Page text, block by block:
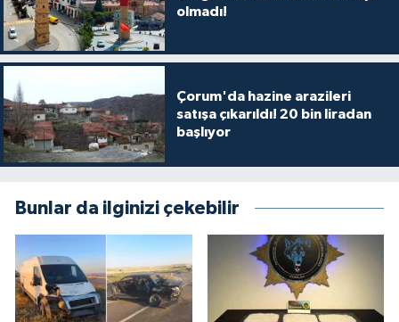
olmadı!
Çorum'da hazine arazileri
satışa çıkarıldı! 20 bin liradan
başlıyor
Bunlar da ilginizi çekebilir